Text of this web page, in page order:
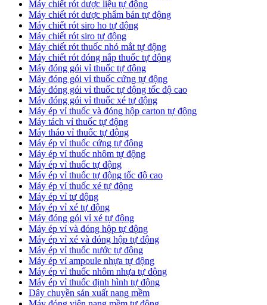
​Máy chiết rót dược liệu tự động
Máy chiết rót dược phẩm bán tự động
​Máy chiết rót siro ho tự động
​Máy chiết rót siro tự động
​Máy chiết rót thuốc nhỏ mắt tự động
​Máy chiết rót đóng nắp thuốc tự động
​Máy đóng gói vỉ thuốc tự động
Máy đóng gói vỉ thuốc cứng tự động
Máy đóng gói vỉ thuốc tự động tốc độ cao
Máy đóng gói vỉ thuốc xé tự động
​Máy ép vỉ thuốc và đóng hộp carton tự động
​Máy tách vỉ thuốc tự động
​Máy tháo vỉ thuốc tự động
​Máy ép vỉ thuốc cứng tự động
Máy ép vỉ thuốc nhôm tự động
Máy ép vỉ thuốc tự động​
​Máy ép vỉ thuốc tự động tốc độ cao
​Máy ép vỉ thuốc xé tự động
​Máy ép vỉ tự động
​Máy ép vỉ xé tự động
​Máy đóng gói vỉ xé tự động
​Máy ép vỉ và đóng hộp tự động
​Máy ép vỉ xé và đóng hộp tự động
​Máy ép vỉ thuốc nước tự động
​Máy ép vỉ ampoule nhựa tự động
Máy ép vỉ thuốc nhôm nhựa tự động
​Máy ép vỉ thuốc định hình tự động
​Dây chuyền sản xuất nang mềm